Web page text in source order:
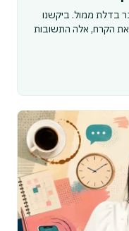
בדלת ממול. ביקשנו
את הקרח, אלה התשובות